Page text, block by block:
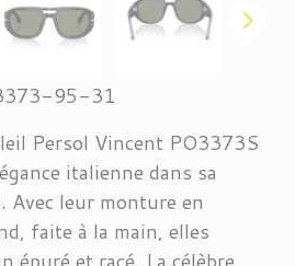

95-31
Persol Vincent PO3373S
italienne dans sa
Avec leur monture en
faite à la main, elles